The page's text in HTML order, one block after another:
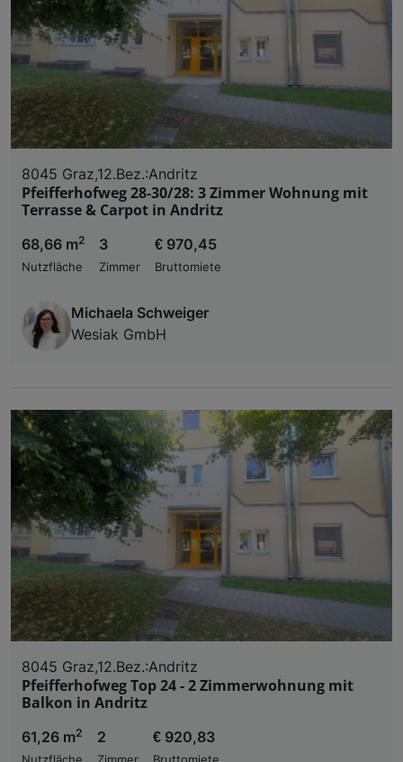
8045 Graz,12.Bez.:Andritz
Pfeifferhofweg 28-30/28: 3 Zimmer Wohnung mit
Terrasse & Carpot in Andritz
68,66 m2
Nutzfläche
3
Zimmer
€ 970,45
Bruttomiete
Michaela Schweiger
Wesiak GmbH
8045 Graz,12.Bez.:Andritz
Pfeifferhofweg Top 24 - 2 Zimmerwohnung mit
Balkon in Andritz
61,26 m2
2 € 920,83